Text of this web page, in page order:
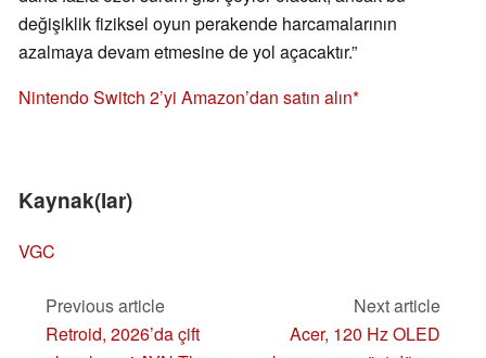
değişiklik fiziksel oyun perakende harcamalarının
azalmaya devam etmesine de yol açacaktır.”
Nintendo Switch 2’yi Amazon’dan satın alın
Kaynak(lar)
VGC
Previous article
Retroid, 2026’da çift
Next article
Acer, 120 Hz OLED